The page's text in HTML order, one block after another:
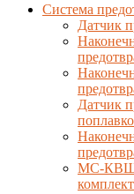
Система
Датчик
Датчик
МС-КВШ